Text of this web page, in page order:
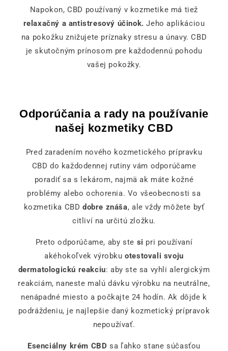
Napokon, CBD používaný v kozmetike má tiež
relaxačný a antistresový účinok. Jeho aplikáciou
na pokožku znižujete príznaky stresu a únavy. CBD
je skutočným prínosom pre každodennú pohodu
vašej pokožky.
Odporúčania a rady na používanie
našej kozmetiky CBD
Pred zaradením nového kozmetického prípravku
CBD do každodennej rutiny vám odporúčame
poradiť sa s lekárom, najmä ak máte kožné
problémy alebo ochorenia. Vo všeobecnosti sa
kozmetika CBDdobre znáša, ale vždy môžete byť
citliví na určitú zložku.
Preto odporúčame, aby ste si pri používaní
akéhokoľvek výrobkuotestovali svoju
dermatologickú reakciu: aby ste sa vyhli alergickým
reakciám, naneste malú dávku výrobku na neutrálne,
nenápadné miesto a počkajte 24 hodín. Ak dôjde k
podráždeniu, je najlepšie daný kozmetický prípravok
nepoužívať.
Esenciálny krém CBD sa ľahko stane súčasťou